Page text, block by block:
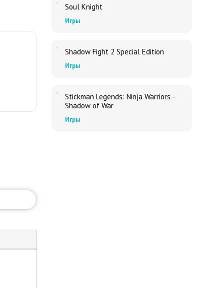
Soul Knight
Игры
Shadow Fight 2 Special Edition
Игры
Stickman Legends: Ninja Warriors -
Shadow of War
Игры